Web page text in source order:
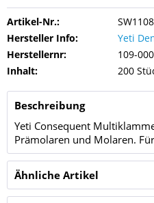
Artikel-Nr.:
Hersteller Info:
Yeti
Herstellernr:
109-
Inhalt:
200
Beschreibung
Yeti Consequent
Prämolaren und Molaren.
Ähnliche Artikel